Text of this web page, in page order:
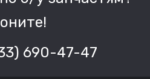
690-47-47